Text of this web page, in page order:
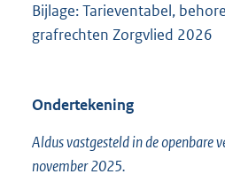
Bijlage: Tarieventabel,
grafrechten Zorgvlied 2026
Ondertekening
Aldus vastgesteld in de openbare
november 2025.